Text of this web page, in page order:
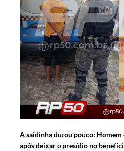
A saidinha durou pouco:
após deixar o presídio no